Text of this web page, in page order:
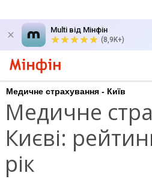
Multi від Мінфін
(8,9K+)
Медичне страхування - Київ
Медичне
Києві:
рік